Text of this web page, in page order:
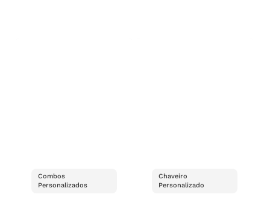
Combos
Personalizados
Chaveiro
Personalizado